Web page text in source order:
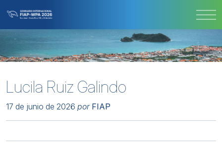
Lucila Ruiz Galindo
17 de junio de 2026 por FIAP